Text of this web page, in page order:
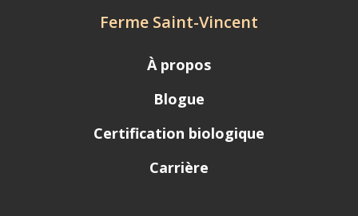
Ferme Saint-Vincent
À propos
Blogue
Certification biologique
Carrière